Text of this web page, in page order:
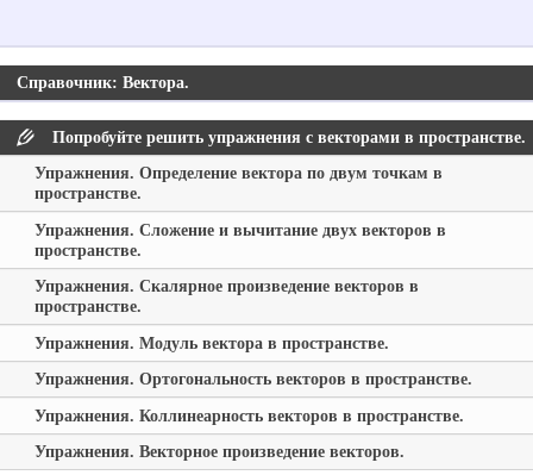
Справочник: Вектора.
Попробуйте решить упражнения с векторами в пространстве.
Упражнения. Определение вектора по двум точкам в
пространстве.
Упражнения. Сложение и вычитание двух векторов в
пространстве.
Упражнения. Скалярное произведение векторов в
пространстве.
Упражнения. Модуль вектора в пространстве.
Упражнения. Ортогональность векторов в пространстве.
Упражнения. Коллинеарность векторов в пространстве.
Упражнения. Векторное произведение векторов.